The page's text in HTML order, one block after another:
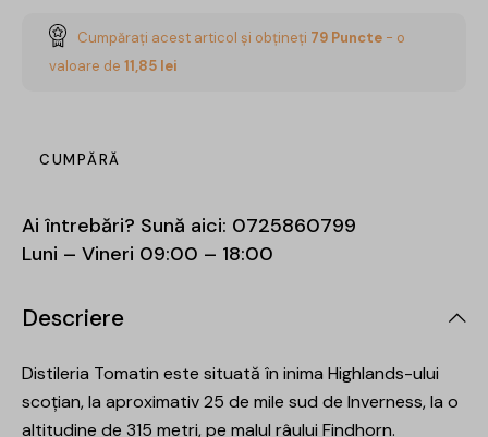
Cumpărați acest articol și obțineți 79 Puncte - o
valoare de 11,85 lei
CUMPĂRĂ
Ai întrebări? Sună aici: 0725860799
Luni – Vineri 09:00 – 18:00
Descriere
Distileria Tomatin este situată în inima Highlands-ului
scoțian, la aproximativ 25 de mile sud de Inverness, la o
altitudine de 315 metri, pe malul râului Findhorn.